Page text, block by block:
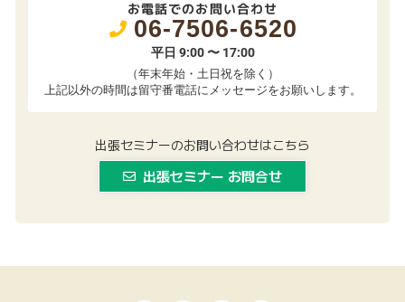
お電話でのお問い合わせ
06-7506-6520
平日 9:00 〜 17:00
（年末年始・土日祝を除く）
上記以外の時間は留守番電話にメッセージをお願いします。
出張セミナーのお問い合わせはこちら
出張セミナー お問合せ